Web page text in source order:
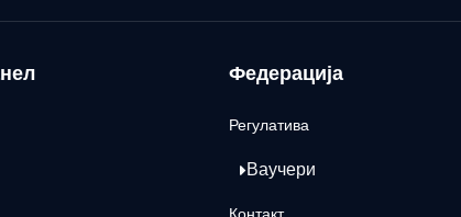
Федерација
Регулатива
Ваучери